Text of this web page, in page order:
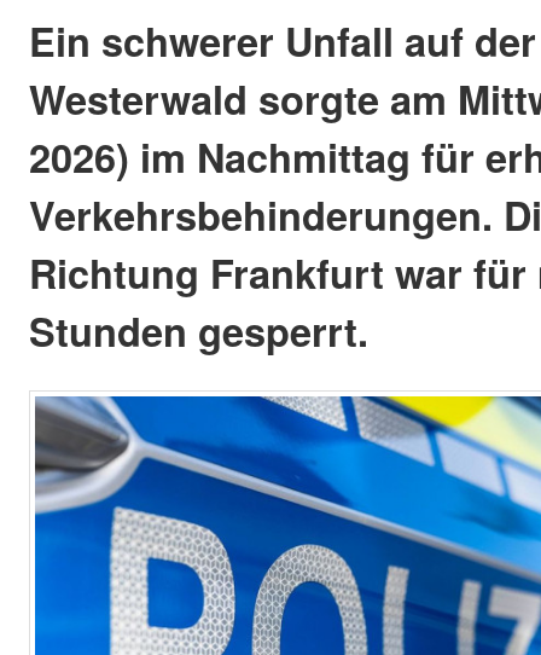
Ein schwerer Unfall auf
Westerwald sorgte am
2026) im Nachmittag für
Verkehrsbehinderungen.
Richtung Frankfurt war für
Stunden gesperrt.